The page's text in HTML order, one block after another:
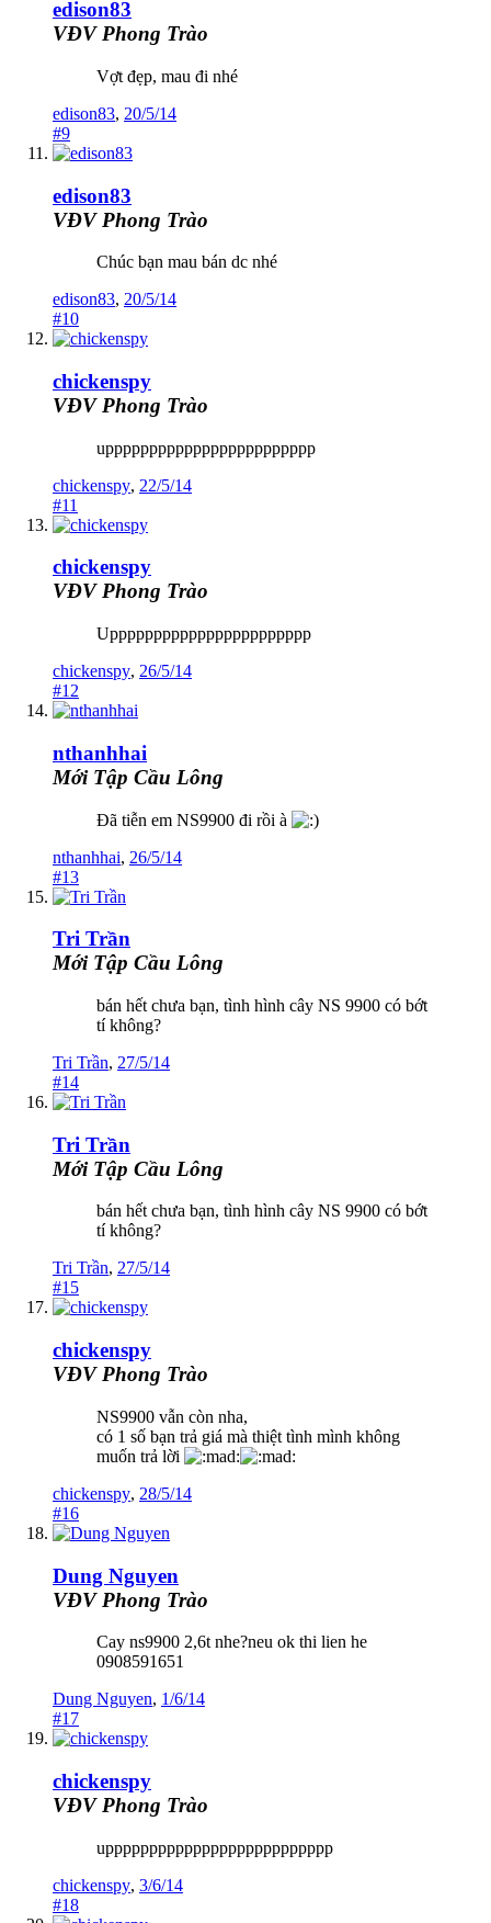
edison83
VĐV Phong Trào
Vợt đẹp, mau đi nhé
edison83, 20/5/14
#9
edison83
VĐV Phong Trào
Chúc bạn mau bán dc nhé
edison83, 20/5/14
#10
chickenspy
VĐV Phong Trào
upppppppppppppppppppppppp
chickenspy, 22/5/14
#11
chickenspy
VĐV Phong Trào
Uppppppppppppppppppppppp
chickenspy, 26/5/14
#12
nthanhhai
Mới Tập Cầu Lông
Đã tiễn em NS9900 đi rồi à
nthanhhai, 26/5/14
#13
Tri Trần
Mới Tập Cầu Lông
bán hết chưa bạn, tình hình cây NS 9900 có bớt
tí không?
Tri Trần, 27/5/14
#14
Tri Trần
Mới Tập Cầu Lông
bán hết chưa bạn, tình hình cây NS 9900 có bớt
tí không?
Tri Trần, 27/5/14
#15
chickenspy
VĐV Phong Trào
NS9900 vẫn còn nha,
có 1 số bạn trả giá mà thiệt tình mình không
muốn trả lời
chickenspy, 28/5/14
#16
Dung Nguyen
VĐV Phong Trào
Cay ns9900 2,6t nhe?neu ok thi lien he
0908591651
Dung Nguyen, 1/6/14
#17
chickenspy
VĐV Phong Trào
upppppppppppppppppppppppppp
chickenspy, 3/6/14
#18